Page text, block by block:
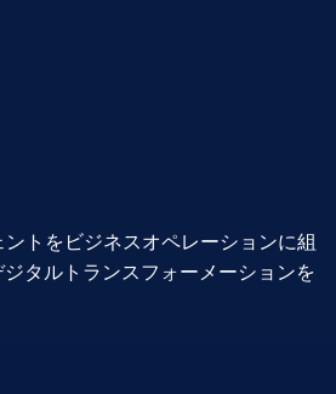
トをビジネスオペレーションに組
タルトランスフォーメーションを